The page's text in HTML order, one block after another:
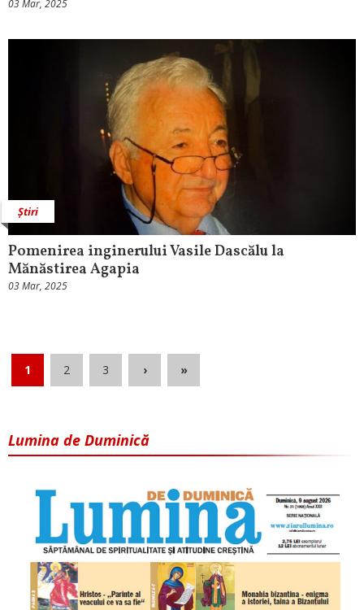
03 Mar, 2025
Știri
Pomenirea inginerului Vasile Dascălu la
Mănăstirea Agapia
03 Mar, 2025
1 2 3 › »
Lumina de Duminică